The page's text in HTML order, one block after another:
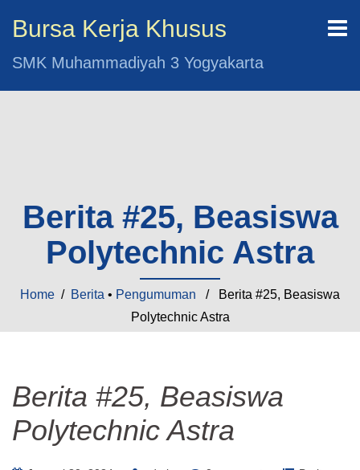
Bursa Kerja Khusus
SMK Muhammadiyah 3 Yogyakarta
Berita #25, Beasiswa
Polytechnic Astra
Home / Berita • Pengumuman / Berita #25, Beasiswa
Polytechnic Astra
Berita #25, Beasiswa
Polytechnic Astra